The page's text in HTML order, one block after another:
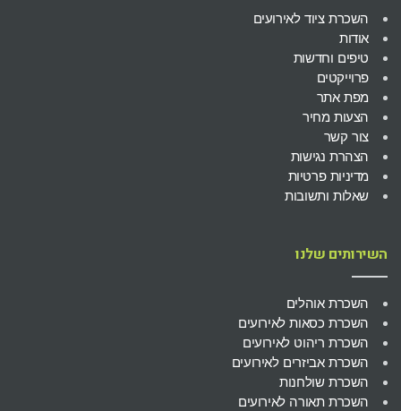
השכרת ציוד לאירועים
אודות
טיפים וחדשות
פרוייקטים
מפת אתר
הצעות מחיר
צור קשר
הצהרת נגישות
מדיניות פרטיות
שאלות ותשובות
השירותים שלנו
השכרת אוהלים
השכרת כסאות לאירועים
השכרת ריהוט לאירועים
השכרת אביזרים לאירועים
השכרת שולחנות
השכרת תאורה לאירועים